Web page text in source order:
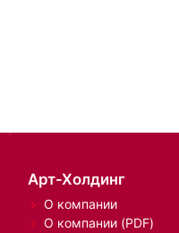
Арт-Холдинг
О компании
О компании (PDF)